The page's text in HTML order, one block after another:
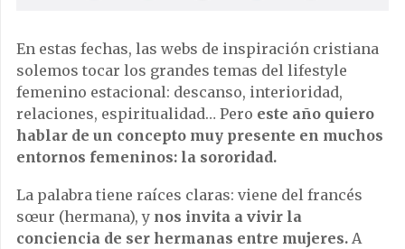
En estas fechas, las webs de inspiración cristiana
solemos tocar los grandes temas del lifestyle
femenino estacional: descanso, interioridad,
relaciones, espiritualidad… Pero este año quiero
hablar de un concepto muy presente en muchos
entornos femeninos: la sororidad.
La palabra tiene raíces claras: viene del francés
sœur (hermana), y nos invita a vivir la
conciencia de ser hermanas entre mujeres. A